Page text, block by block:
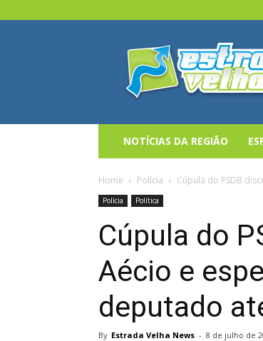
Estrada
Velha
News
NOTÍCIAS DA REGIÃO
Home Polícia Cúpula do PSDB
Polícia Política
Cúpula do
Aécio e
deputado
By Estrada Velha News - 8 de julho de